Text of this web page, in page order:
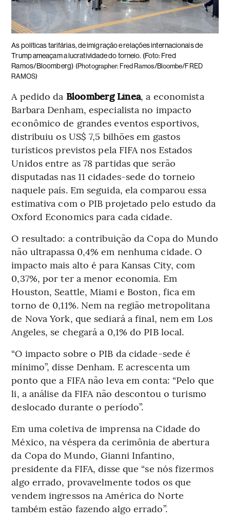
As políticas tarifárias, de imigração e relações internacionais de
Trump ameaçam a lucratividade do torneio. (Foto: Fred
Ramos/Bloomberg) (Photographer: Fred Ramos/Bloombe/FRED
RAMOS)
A pedido da Bloomberg Línea, a economista
Barbara Denham, especialista no impacto
econômico de grandes eventos esportivos,
distribuiu os US$ 7,5 bilhões em gastos
turísticos previstos pela FIFA nos Estados
Unidos entre as 78 partidas que serão
disputadas nas 11 cidades-sede do torneio
naquele país. Em seguida, ela comparou essa
estimativa com o PIB projetado pelo estudo da
Oxford Economics para cada cidade.
O resultado: a contribuição da Copa do Mundo
não ultrapassa 0,4% em nenhuma cidade. O
impacto mais alto é para Kansas City, com
0,37%, por ter a menor economia. Em
Houston, Seattle, Miami e Boston, fica em
torno de 0,11%. Nem na região metropolitana
de Nova York, que sediará a final, nem em Los
Angeles, se chegará a 0,1% do PIB local.
“O impacto sobre o PIB da cidade-sede é
mínimo”, disse Denham. E acrescenta um
ponto que a FIFA não leva em conta: “Pelo que
li, a análise da FIFA não descontou o turismo
deslocado durante o período”.
Em uma coletiva de imprensa na Cidade do
México, na véspera da cerimônia de abertura
da Copa do Mundo, Gianni Infantino,
presidente da FIFA, disse que “se nós fizermos
algo errado, provavelmente todos os que
vendem ingressos na América do Norte
também estão fazendo algo errado”.